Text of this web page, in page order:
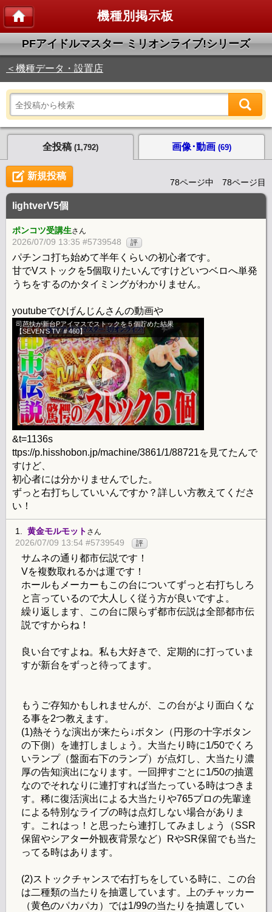
機種別掲示板
PFアイドルマスター ミリオンライブ!シリーズ
＜機種データ・設置店
全投稿 (1,792) 画像･動画 (69)
新規投稿
78ページ中 78ページ目
lightverV5個
ポンコツ受講生さん
2026/07/09 13:35 #5739548 評
パチンコ打ち始めて半年くらいの初心者です。
甘でVストックを5個取りたいんですけどいつベロへ単発
うちをするのかタイミングがわかりません。
youtubeでひげんじんさんの動画や
司芭扶が新台Pアイマスでストックを５個貯めた結果
【SEVEN'S TV ＃460】
&t=1136s
ttps://p.hisshobon.jp/machine/3861/1/88721を見てたんで
すけど、
初心者には分かりませんでした。
ずっと右打ちしていいんですか？詳しい方教えてくださ
い！
1. 黄金モルモット さん
2026/07/09 13:54 #5739549 評
サムネの通り都市伝説です！
Vを複数取れるかは運です！
ホールもメーカーもこの台についてずっと右打ちしろ
と言っているので大人しく従う方が良いですよ。
繰り返します、この台に限らず都市伝説は全部都市伝
説ですからね！
良い台ですよね。私も大好きで、定期的に打っていま
すが新台をずっと待ってます。
もうご存知かもしれませんが、この台がより面白くな
る事を2つ教えます。
(1)熱そうな演出が来たら↓ボタン（円形の十字ボタン
の下側）を連打しましょう。大当たり時に1/50でくろ
いランプ（盤面右下のランプ）が点灯し、大当たり濃
厚の告知演出になります。一回押すごとに1/50の抽選
なのでそれなりに連打すれば当たっている時はつきま
す。稀に復活演出による大当たりや765プロの先輩達
による特別なライブの時は点灯しない場合がありま
す。これはっ！と思ったら連打してみましょう（SSR
保留やシアター外観夜背景など）RやSR保留でも当た
ってる時はあります。
(2)ストックチャンスで右打ちをしている時に、この台
は二種類の当たりを抽選しています。上のチャッカー
（黄色のパカパカ）では1/99の当たりを抽選してい